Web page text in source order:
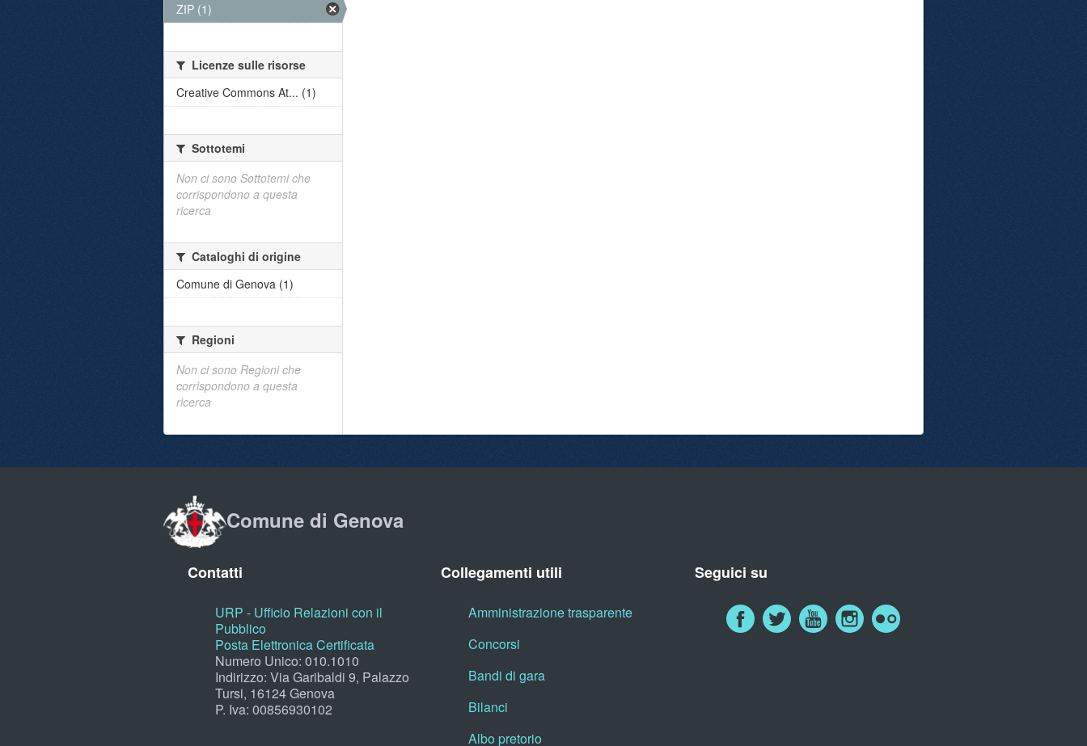
ZIP (1)
Licenze sulle risorse
Creative Commons At... (1)
Sottotemi
Non ci sono Sottotemi che
corrispondono a questa
ricerca
Cataloghi di origine
Comune di Genova (1)
Regioni
Non ci sono Regioni che
corrispondono a questa
ricerca
Comune di Genova
Contatti
URP - Ufficio Relazioni con il
Pubblico
Posta Elettronica Certificata
Numero Unico: 010.1010
Indirizzo: Via Garibaldi 9, Palazzo
Tursi, 16124 Genova
P. Iva: 00856930102
Collegamenti utili
Amministrazione trasparente
Concorsi
Bandi di gara
Bilanci
Albo pretorio
Seguici su